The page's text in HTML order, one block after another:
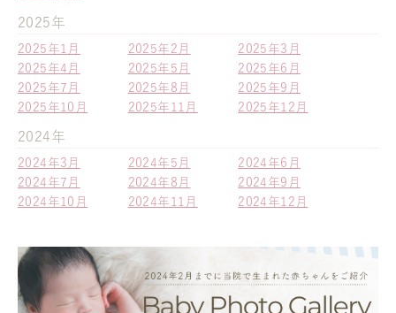
2025年
2025年1月 2025年2月
2025年3月
2025年4月
2025年5月
2025年6月
2025年7月
2025年8月
2025年9月
2025年10月
2025年11月 2025年12月
2024年
2024年3月 2024年5月
2024年6月
2024年7月
2024年8月
2024年9月
2024年10月
2024年11月 2024年12月